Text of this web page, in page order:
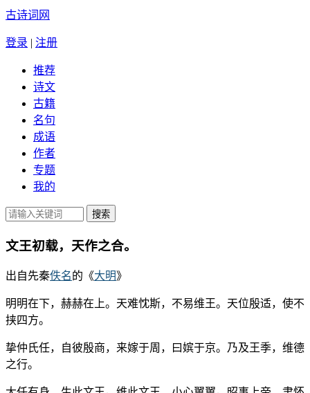
古诗词网
登录 | 注册
推荐
诗文
古籍
名句
成语
作者
专题
我的
文王初载，天作之合。
出自先秦佚名的《大明》
明明在下，赫赫在上。天难忱斯，不易维王。天位殷适，使不
挟四方。
挚仲氏任，自彼殷商，来嫁于周，曰嫔于京。乃及王季，维德
之行。